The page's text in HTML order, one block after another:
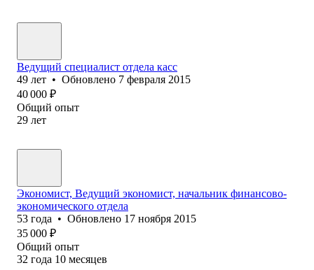
Ведущий специалист отдела касс
49 лет • Обновлено 7 февраля 2015
40 000 ₽
Общий опыт
29 лет
Экономист, Ведущий экономист, начальник финансово-
экономического отдела
53 года • Обновлено 17 ноября 2015
35 000 ₽
Общий опыт
32 года 10 месяцев